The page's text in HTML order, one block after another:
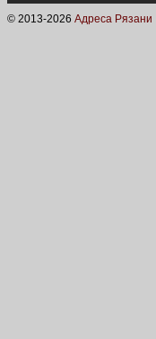
© 2013-2026 Адреса Рязани